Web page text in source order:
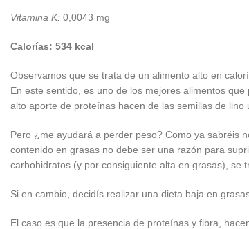
Vitamina K: 0,0043 mg
Calorías: 534 kcal
Observamos que se trata de un alimento alto en
En este sentido, es uno de los mejores alimentos
alto aporte de proteínas hacen de las semillas de
Pero ¿me ayudará a perder peso? Como ya sabréis
contenido en grasas no debe ser una razón para
carbohidratos (y por consiguiente alta en grasas), se
Si en cambio, decidís realizar una dieta baja en
El caso es que la presencia de proteínas y fibra,